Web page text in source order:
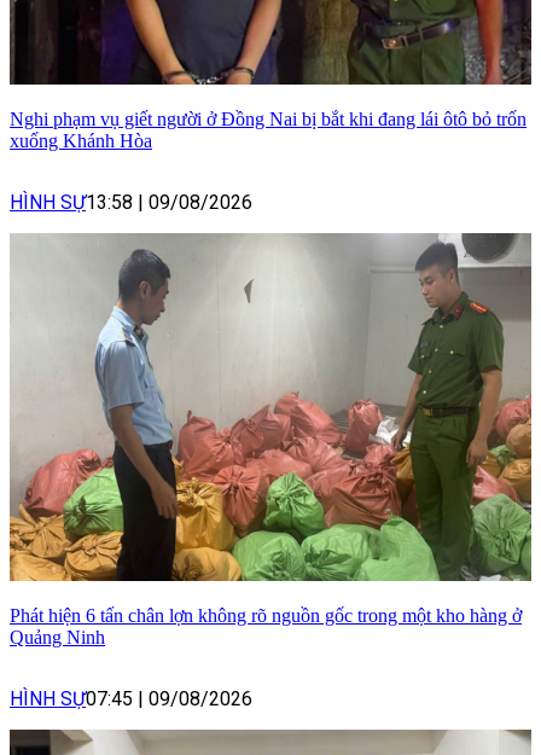
Nghi phạm vụ giết người ở Đồng Nai bị bắt khi đang lái ôtô bỏ trốn
xuống Khánh Hòa
HÌNH SỰ13:58 09/08/2026
Phát hiện 6 tấn chân lợn không rõ nguồn gốc trong một kho hàng ở
Quảng Ninh
HÌNH SỰ07:45 09/08/2026